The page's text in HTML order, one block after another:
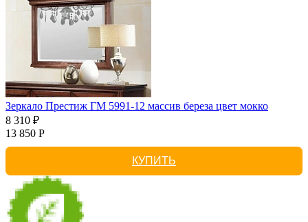
Зеркало Престиж ГМ 5991-12 массив береза цвет мокко
8 310 ₽
13 850 Р
КУПИТЬ